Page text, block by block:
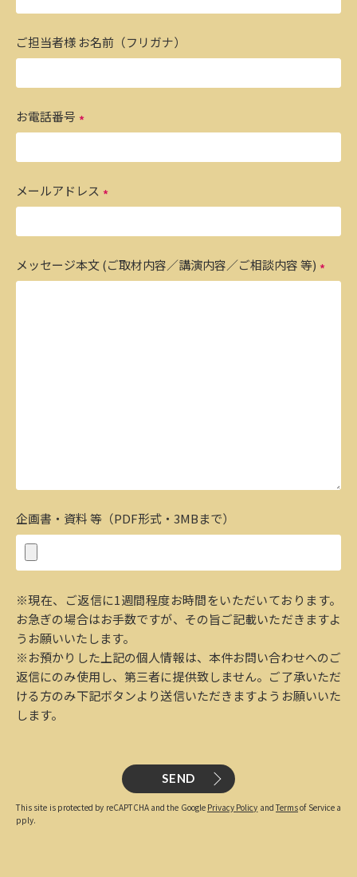
ご担当者様 お名前（フリガナ）
お電話番号
メールアドレス
メッセージ本文 (ご取材内容／講演内容／ご相談内容 等)
企画書・資料 等（PDF形式・3MBまで）
※現在、ご返信に1週間程度お時間をいただいております。
お急ぎの場合はお手数ですが、その旨ご記載いただきますよ
うお願いいたします。
※お預かりした上記の個人情報は、本件お問い合わせへのご
返信にのみ使用し、第三者に提供致しません。ご了承いただ
ける方のみ下記ボタンより送信いただきますようお願いいた
します。
SEND
This site is protected by reCAPTCHA and the Google Privacy Policy andTermsof Service a
pply.